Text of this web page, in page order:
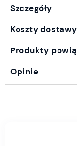
Szczegóły
Koszty dostawy
Produkty
Opinie